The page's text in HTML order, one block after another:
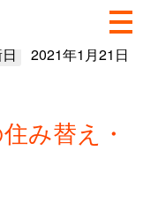
2021年1月21日
み替え・